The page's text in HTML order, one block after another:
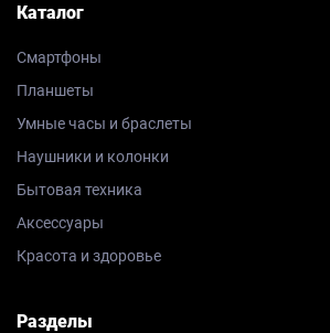
Каталог
Смартфоны
Планшеты
Умные часы и браслеты
Наушники и колонки
Бытовая техника
Аксессуары
Красота и здоровье
Разделы